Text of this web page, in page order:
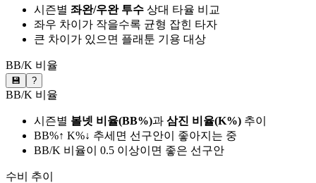
시즌별 좌완/우완 투수 상대 타율 비교
좌우 차이가 작을수록 균형 잡힌 타자
큰 차이가 있으면 플래툰 기용 대상
BB/K 비율
💾 ?
BB/K 비율
시즌별 볼넷 비율(BB%)과 삼진 비율(K%) 추이
BB%↑ K%↓ 추세면 선구안이 좋아지는 중
BB/K 비율이 0.5 이상이면 좋은 선구안
수비 추이